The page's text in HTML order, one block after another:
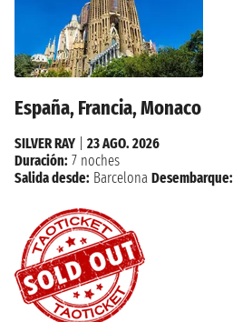
España, Francia, Monaco
SILVER RAY
23 AGO. 2026
Duración: 7 noches
Salida desde: Barcelona Desembarque: